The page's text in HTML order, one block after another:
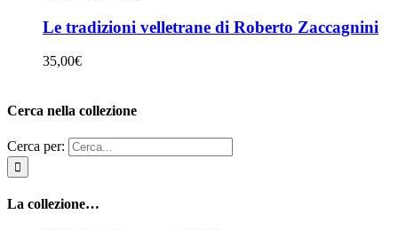
Le tradizioni velletrane di Roberto Zaccagnini
35,00€
Cerca nella collezione
Cerca per:
La collezione…